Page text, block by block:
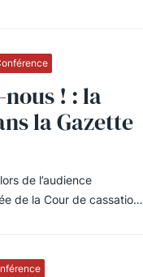
! : la
la Gazette
de l’audience
de la Cour de cassation,